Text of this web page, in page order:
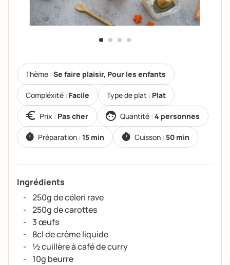
Thème : Se faire plaisir, Pour les enfants
Compléxité : Facile Type de plat : Plat
Prix : Pas cher Quantité : 4 personnes
Préparation :15 min Cuisson : 50 min
Ingrédients
250g de céleri rave
250g de carottes
3 œufs
8cl de crème liquide
½ cuillère à café de curry
10g beurre